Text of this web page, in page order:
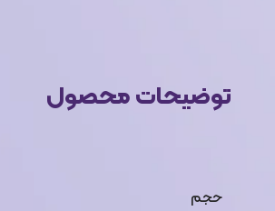
توضیحات محصول
حجم